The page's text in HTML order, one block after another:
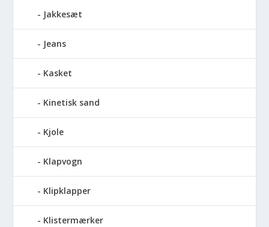
Jakkesæt
Jeans
Kasket
Kinetisk sand
Kjole
Klapvogn
Klipklapper
Klistermærker